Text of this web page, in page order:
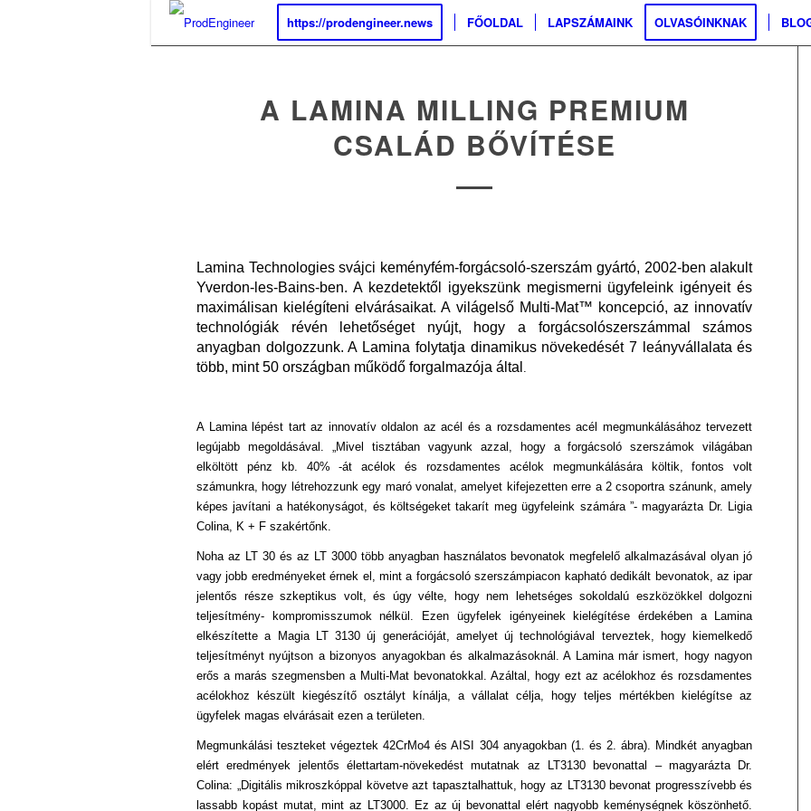
https://prodengineer.news FŐOLDAL LAPSZÁMAINK OLVASÓINKNAK
A LAMINA MILLING PREMIUM
CSALÁD BŐVÍTÉSE
Lamina Technologies svájci keményfém-forgácsoló-szerszám gyártó, 2002-ben alakult
Yverdon-les-Bains-ben. A kezdetektől igyekszünk megismerni ügyfeleink igényeit és
maximálisan kielégíteni elvárásaikat. A világelső Multi-Mat™ koncepció, az innovatív
technológiák révén lehetőséget nyújt, hogy a forgácsolószerszámmal számos
anyagban dolgozzunk. A Lamina folytatja dinamikus növekedését 7 leányvállalata és
több, mint50 országban működő forgalmazója által .
A Lamina lépést tart az innovatív oldalon az acél és a rozsdamentesacél megmunkálásához tervezett
legújabb megoldásával. „Mivel tisztában vagyunk azzal, hogy a forgácsoló szerszámokvilágában
elköltött pénz kb. 40% -át acélok és rozsdamentes acélok megmunkálására költik, fontos volt
számunkra, hogy létrehozzunkegy maró vonalat, amelyet kifejezetten erre a 2 csoportra szánunk, amely
képes javítani a hatékonyságot, és költségekettakarít meg ügyfeleink számára ”- magyarázta Dr. Ligia
Colina, K + F szakértőnk.
Noha az LT 30 és az LT 3000 több anyagban használatos bevonatokmegfelelő alkalmazásával olyan jó
vagy jobb eredményeketérnek el, mint a forgácsoló szerszámpiacon kapható dedikált bevonatok, az ipar
jelentős része szkeptikus volt, és úgy vélte,
hogy nem lehetséges sokoldalú eszközökkel dolgozni
teljesítmény-
kompromisszumok nélkül. Ezen ügyfelek igényeinek kielégítése érdekében a Lamina
elkészítette a Magia LT 3130 új generációját, amelyet új technológiával terveztek, hogy kiemelkedő
teljesítményt nyújtson a bizonyos anyagokban és alkalmazásoknál.A Lamina már ismert, hogy nagyon
erős a marás szegmensben a Multi-Mat bevonatokkal. Azáltal, hogy ezt az acélokhoz és rozsdamentes
acélokhoz készült kiegészítő osztályt kínálja, a vállalatcélja, hogy teljes mértékben kielégítse az
ügyfelek magas elvárásait ezen a területen.
Megmunkálási teszteket végeztek 42CrMo4 és AISI 304 anyagokban (1. és 2. ábra). Mindkét anyagban
elért eredmények jelentős élettartam-növekedést mutatnak az LT3130 bevonattal – magyarázta Dr.
Colina: „Digitális mikroszkóppal követve azt tapasztalhattuk, hogy az LT3130 bevonat progresszívebb és
lassabb kopást mutat, mint az LT3000. Ez az új bevonattal elért nagyobb keménységnek köszönhető.